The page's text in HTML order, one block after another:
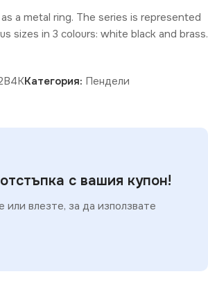
a metal ring. The series is represented
sizes in 3 colours: white black and brass.
Категория: Пендели
с вашия купон!
или влезте, за да използвате